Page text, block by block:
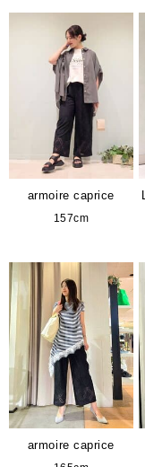
armoire caprice
157cm
armoire caprice